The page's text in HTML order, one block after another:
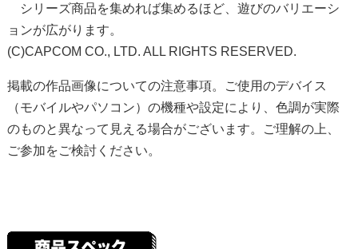
シリーズ商品を集めれば集めるほど、遊びのバリエーシ
ョンが広がります。
(C)CAPCOM CO., LTD. ALL RIGHTS RESERVED.
掲載の作品画像についての注意事項。ご使用のデバイス
（モバイルやパソコン）の機種や設定により、色調が実際
のものと異なって見える場合がございます。ご理解の上、
ご参加をご検討ください。